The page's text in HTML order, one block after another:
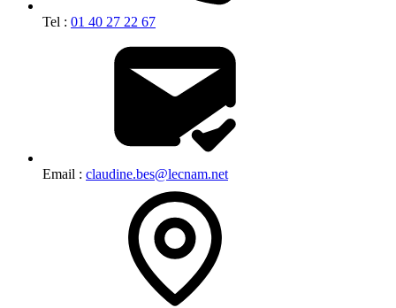
Tel : 01 40 27 22 67
Email : claudine.bes@lecnam.net